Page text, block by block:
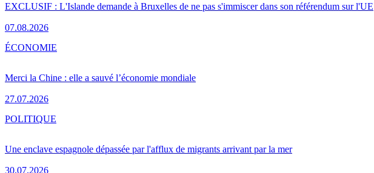
EXCLUSIF : L'Islande demande à Bruxelles de ne pas s'immiscer dans son référendum sur l'UE
07.08.2026
Merci la Chine : elle a sauvé l’économie mondiale
27.07.2026
ÉCONOMIE
Une enclave espagnole dépassée par l'afflux de migrants arrivant par la mer
30.07.2026
POLITIQUE